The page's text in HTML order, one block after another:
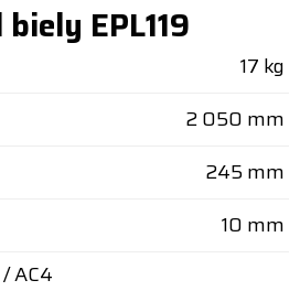
EPL119
17 kg
2 050 mm
245 mm
10 mm
AC4